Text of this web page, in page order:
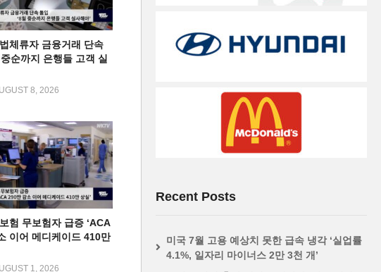
체류자 금융거래 단속
순까지 은행들 고객 실
8, 2026
험 무보험자 급증 ‘ACA
이어 메디케이드 410만
1, 2026
Recent Posts
미국 7월 고용 예상치 못한 급속 냉각 ‘실업률
4.1%, 일자리 마이너스 2만 3천 개’